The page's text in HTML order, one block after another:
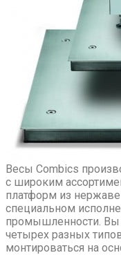
Весы Combics
с широким
платформ из
специальном
промышленности. Вы
четырех разных
монтироваться на